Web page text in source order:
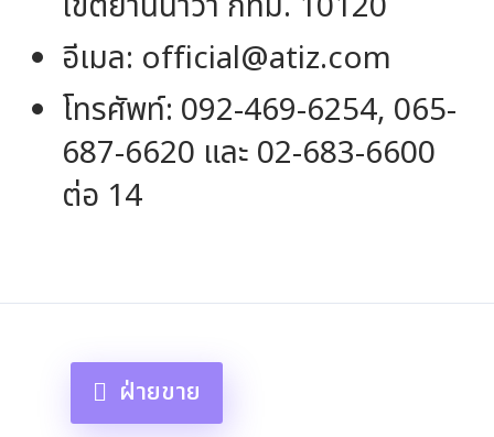
อีเมล: official@atiz.com
โทรศัพท์: 092-469-6254, 065-
687-6620 และ 02-683-6600
ต่อ 14
ฝ่ายขาย